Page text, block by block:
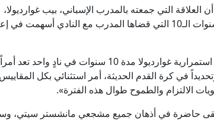
وشيك بشأن هرمز ومقتل جنديين إسرائيليين بجنوب
التي جمعته بالمدرب الإسباني، بيب
العمل الاحترافي لتتحول إلى صداقة حقيقية، مشيراً إلى أن السنوات الـ10 التي
وقال المبارك، خلال لقاء مصور بثته القناة الرسمية للنادي، إن
لنا، فإن بقاء المدرب في النادي 10 سنوات، وتحديداً في كرة القدم الحديثة، أمر
الالتزام والطموح طوال هذه الفترة».
حاضرة في أذهان جميع مشجعي مانشستر سيتي،